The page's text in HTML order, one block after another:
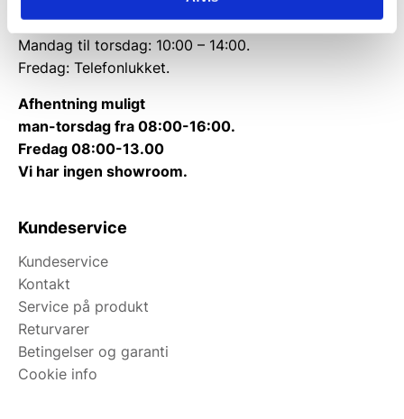
Mandag til torsdag: 10:00 – 14:00.
Fredag: Telefonlukket.
Afhentning muligt
man-torsdag fra 08:00-16:00.
Fredag 08:00-13.00
Vi har ingen showroom.
Kundeservice
Kundeservice
Kontakt
Service på produkt
Returvarer
Betingelser og garanti
Cookie info